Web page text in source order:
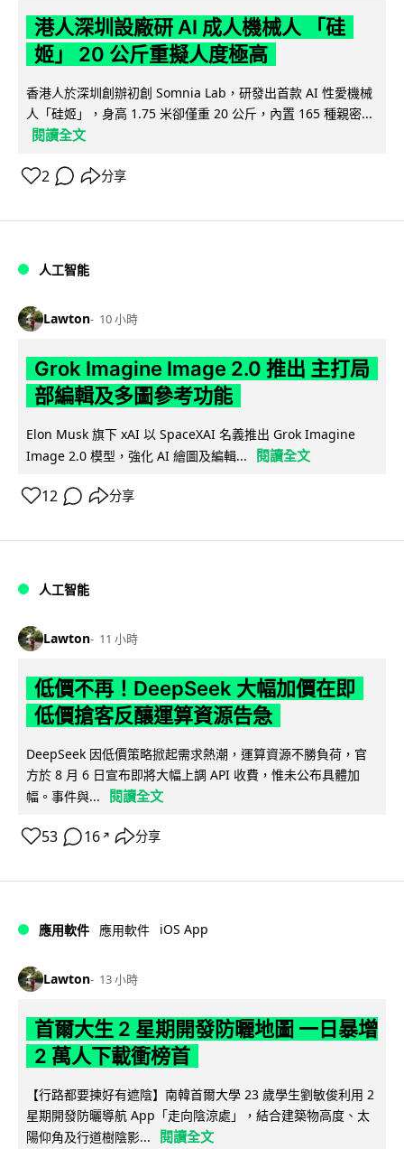
港人深圳設廠研 AI 成人機械人 「硅
姬」 20 公斤重擬人度極高
香港人於深圳創辦初創 Somnia Lab，研發出首款 AI 性愛機械
人「硅姬」，身高 1.75 米卻僅重 20 公斤，內置 165 種親密...
閱讀全文
2 分享
人工智能
Lawton 10 小時
Grok Imagine Image 2.0 推出 主打局
部編輯及多圖參考功能
Elon Musk 旗下 xAI 以 SpaceXAI 名義推出 Grok Imagine
Image 2.0 模型，強化 AI 繪圖及編輯...
閱讀全文
12 分享
人工智能
Lawton 11 小時
低價不再！DeepSeek 大幅加價在即
低價搶客反釀運算資源告急
DeepSeek 因低價策略掀起需求熱潮，運算資源不勝負荷，官
方於 8 月 6 日宣布即將大幅上調 API 收費，惟未公布具體加
幅。事件與...
閱讀全文
53 16 ↗ 分享
應用軟件 應用軟件 iOS App
Lawton 13 小時
首爾大生 2 星期開發防曬地圖 一日暴增
2 萬人下載衝榜首
【行路都要揀好有遮陰】南韓首爾大學 23 歲學生劉敏俊利用 2
星期開發防曬導航 App「走向陰涼處」，結合建築物高度、太
陽仰角及行道樹陰影...
閱讀全文